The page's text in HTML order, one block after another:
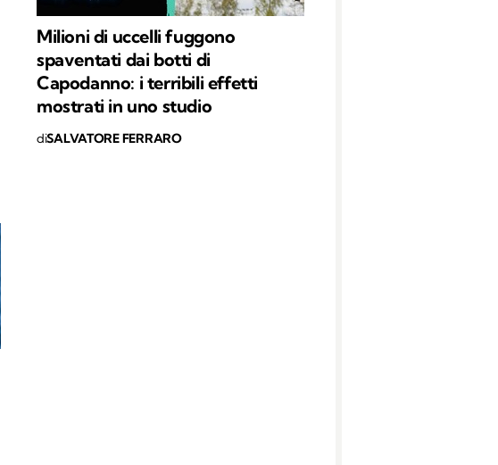
Milioni di uccelli fuggono
spaventati dai botti di
Capodanno: i terribili effetti
mostrati in uno studio
diSALVATORE FERRARO